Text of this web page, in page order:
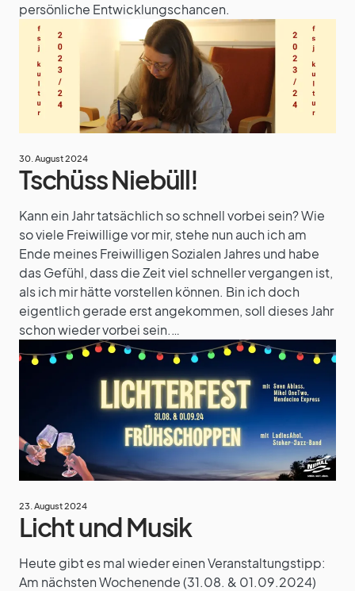
persönliche Entwicklungschancen.
30. August 2024
Tschüss Niebüll!
Kann ein Jahr tatsächlich so schnell vorbei sein? Wie
so viele Freiwillige vor mir, stehe nun auch ich am
Ende meines Freiwilligen Sozialen Jahres und habe
das Gefühl, dass die Zeit viel schneller vergangen ist,
als ich mir hätte vorstellen können. Bin ich doch
eigentlich gerade erst angekommen, soll dieses Jahr
schon wieder vorbei sein.…
23. August 2024
Licht und Musik
Heute gibt es mal wieder einen Veranstaltungstipp:
Am nächsten Wochenende (31.08. & 01.09.2024)